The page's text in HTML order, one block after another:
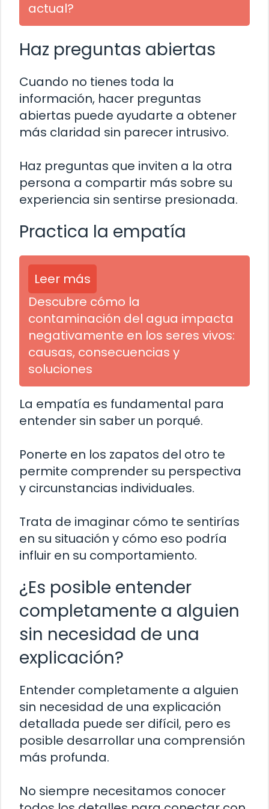
actual?
Haz preguntas abiertas
Cuando no tienes toda la
información, hacer preguntas
abiertas puede ayudarte a obtener
más claridad sin parecer intrusivo.
Haz preguntas que inviten a la otra
persona a compartir más sobre su
experiencia sin sentirse presionada.
Practica la empatía
Leer más
Descubre cómo la
contaminación del agua impacta
negativamente en los seres vivos:
causas, consecuencias y
soluciones
La empatía es fundamental para
entender sin saber un porqué.
Ponerte en los zapatos del otro te
permite comprender su perspectiva
y circunstancias individuales.
Trata de imaginar cómo te sentirías
en su situación y cómo eso podría
influir en su comportamiento.
¿Es posible entender
completamente a alguien
sin necesidad de una
explicación?
Entender completamente a alguien
sin necesidad de una explicación
detallada puede ser difícil, pero es
posible desarrollar una comprensión
más profunda.
No siempre necesitamos conocer